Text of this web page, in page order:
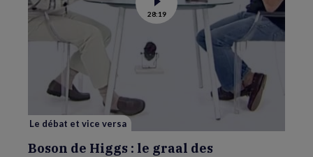
Voir
la
vidéo
de
28:19
Le débat et vice versa
Boson de Higgs : le graal des